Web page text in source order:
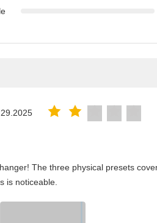
The three physical presets
is noticeable.